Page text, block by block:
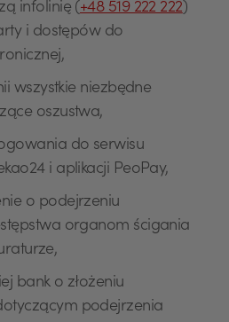
infolinię (+48 519 222 222)
i dostępów do
wszystkie niezbędne
oszustwa,
do serwisu
i aplikacji PeoPay,
o podejrzeniu
organom ścigania
bank o złożeniu
podejrzenia